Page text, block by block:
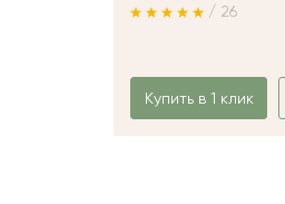
/ 26
Купить в 1 клик